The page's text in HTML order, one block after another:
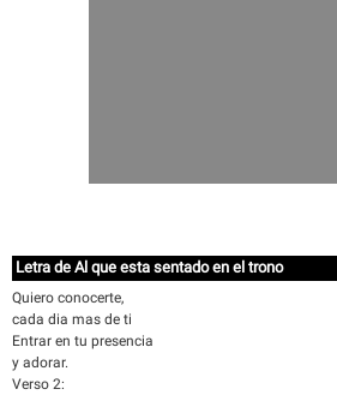
Letra de Al que esta sentado en el trono
Quiero conocerte,
cada dia mas de ti
Entrar en tu presencia
y adorar.
Verso 2: